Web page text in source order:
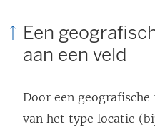
Een
aan een veld
Door een
van het type locatie